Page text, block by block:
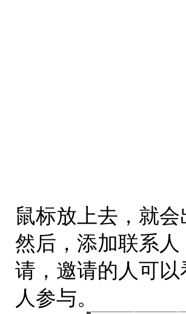
鼠标放上去，就
然后，添加联系
请，邀请的人可以
人参与。